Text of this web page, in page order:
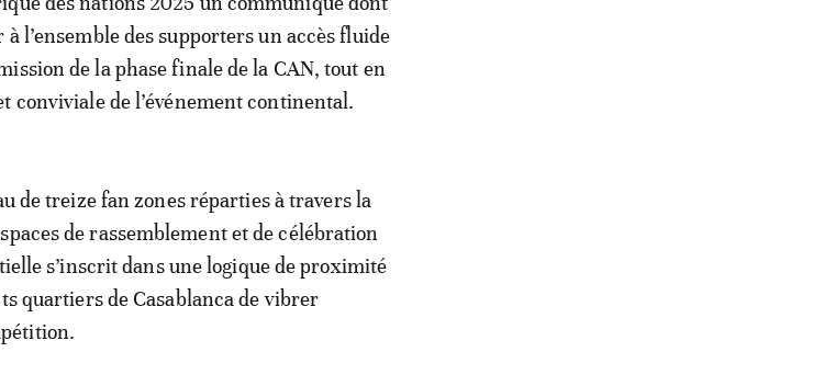
l’ensemble des supporters un accès fluide
de la phase finale de la CAN, tout en
conviviale de l’événement continental.
de treize fan zones réparties à travers la
de rassemblement et de célébration
s’inscrit dans une logique de proximité
quartiers de Casablanca de vibrer